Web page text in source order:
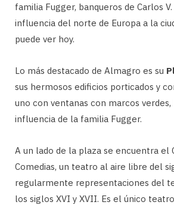
familia Fugger, banqueros de Carlos
influencia del norte de Europa a la
puede ver hoy.
Lo más destacado de Almagro es su
sus hermosos edificios porticados y
uno con ventanas con marcos
influencia de la familia Fugger.
A un lado de la plaza se encuentra el
Comedias, un teatro al aire libre del
regularmente representaciones del
los siglos XVI y XVII. Es el único